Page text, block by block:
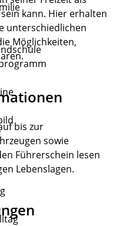
kann. Hier erhalten
unterschiedlichen
Möglichkeiten,
bis zur
sowie
Führerschein lesen
Lebenslagen.